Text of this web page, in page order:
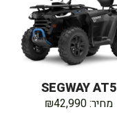
SEGWAY AT5
מחיר: ₪42,990